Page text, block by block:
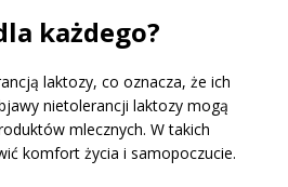
każdego?
laktozy, co oznacza, że ich
nietolerancji laktozy mogą
mlecznych. W takich
komfort życia i samopoczucie.